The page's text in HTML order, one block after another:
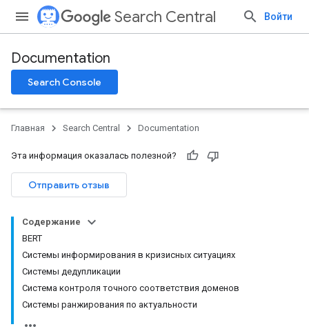
Search Central Войти
Documentation
Search Console
Главная Search Central Documentation
Эта информация оказалась полезной?
Отправить отзыв
Содержание
BERT
Системы информирования в кризисных ситуациях
Системы дедупликации
Система контроля точного соответствия доменов
Системы ранжирования по актуальности